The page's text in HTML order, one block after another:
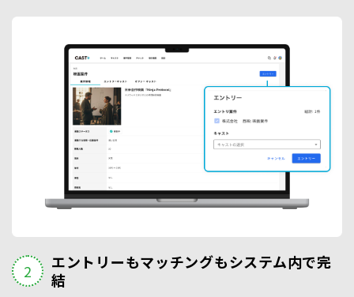
エントリーもマッチングもシステム内で完
結